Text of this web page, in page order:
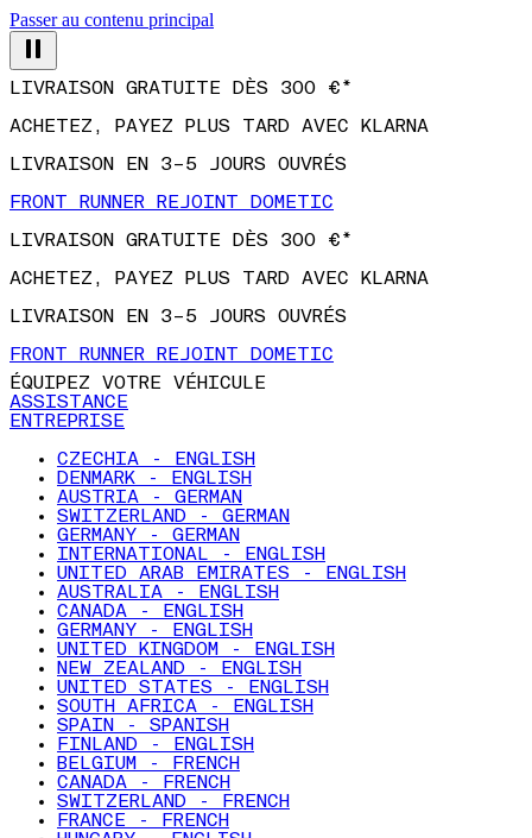
Passer au contenu principal
LIVRAISON GRATUITE DÈS 300 €*
ACHETEZ, PAYEZ PLUS TARD AVEC KLARNA
LIVRAISON EN 3–5 JOURS OUVRÉS
FRONT RUNNER REJOINT DOMETIC
LIVRAISON GRATUITE DÈS 300 €*
ACHETEZ, PAYEZ PLUS TARD AVEC KLARNA
LIVRAISON EN 3–5 JOURS OUVRÉS
FRONT RUNNER REJOINT DOMETIC
ÉQUIPEZ VOTRE VÉHICULE
ASSISTANCE
ENTREPRISE
CZECHIA - ENGLISH
DENMARK - ENGLISH
AUSTRIA - GERMAN
SWITZERLAND - GERMAN
GERMANY - GERMAN
INTERNATIONAL - ENGLISH
UNITED ARAB EMIRATES - ENGLISH
AUSTRALIA - ENGLISH
CANADA - ENGLISH
GERMANY - ENGLISH
UNITED KINGDOM - ENGLISH
NEW ZEALAND - ENGLISH
UNITED STATES - ENGLISH
SOUTH AFRICA - ENGLISH
SPAIN - SPANISH
FINLAND - ENGLISH
BELGIUM - FRENCH
CANADA - FRENCH
SWITZERLAND - FRENCH
FRANCE - FRENCH